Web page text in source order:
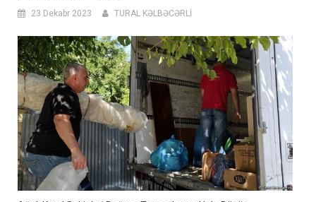
23 Dekabr 2023 TURAL KƏLBƏCƏRLİ